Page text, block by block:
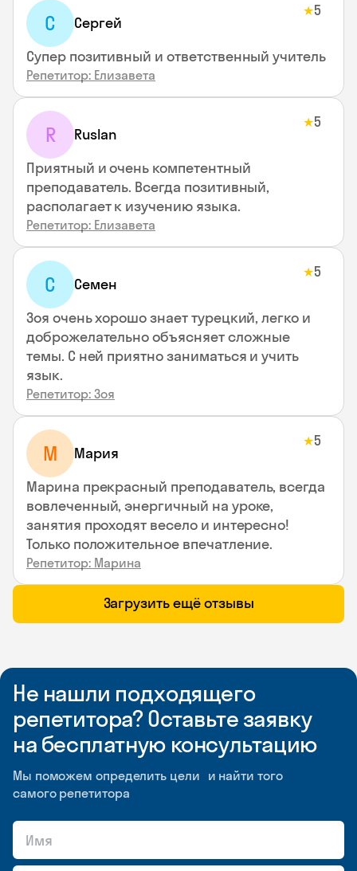
С Сергей
★5
Супер позитивный и ответственный учитель
Репетитор: Елизавета
R Ruslan
★5
Приятный и очень компетентный
преподаватель. Всегда позитивный,
располагает к изучению языка.
Репетитор: Елизавета
С Семен
★5
Зоя очень хорошо знает турецкий, легко и
доброжелательно объясняет сложные
темы. С ней приятно заниматься и учить
язык.
Репетитор: Зоя
М Мария
★5
Марина прекрасный преподаватель, всегда
вовлеченный, энергичный на уроке,
занятия проходят весело и интересно!
Только положительное впечатление.
Репетитор: Марина
Загрузить ещё отзывы
Не нашли подходящего
репетитора? Оставьте заявку
на бесплатную консультацию
Мы поможем определить цели и найти того
самого репетитора